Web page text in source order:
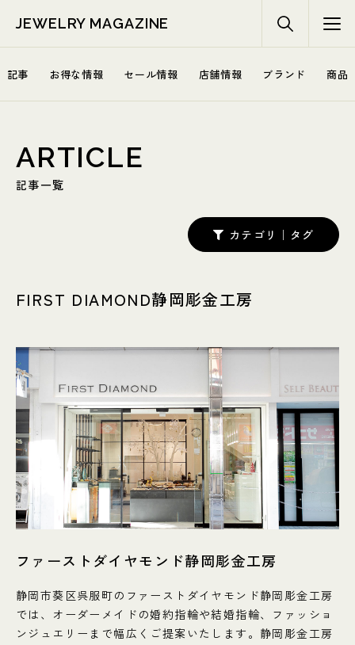
JEWELRY MAGAZINE
記事 お得な情報 セール情報 店舗情報 ブランド 商品
ARTICLE
記事一覧
カテゴリ｜タグ
FIRST DIAMOND静岡彫金工房
ファーストダイヤモンド静岡彫金工房
静岡市葵区呉服町のファーストダイヤモンド静岡彫金工房
では、オーダーメイドの婚約指輪や結婚指輪、ファッショ
ンジュエリーまで幅広くご提案いたします。静岡彫金工房